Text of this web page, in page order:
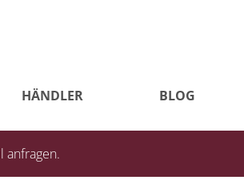
HÄNDLER BLOG
anfragen.